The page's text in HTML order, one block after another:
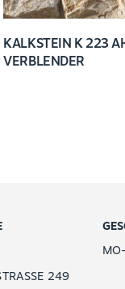
KALKSTEIN K 223
VERBLENDER
249